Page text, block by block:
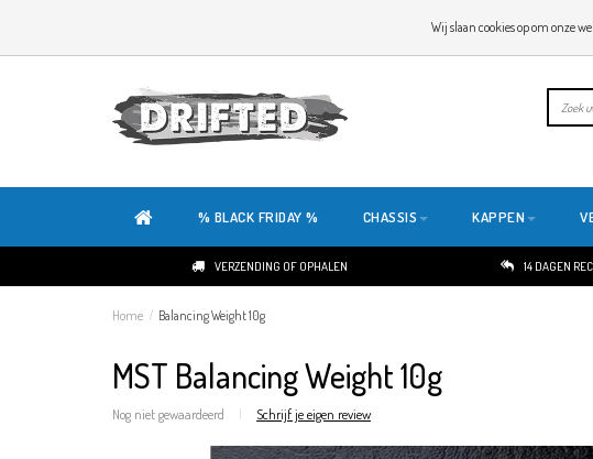
ONZE SITE IS HELEMAAL NIEUW. HEB JE TIPS OF FEEDBACK, KLIK HIER
% BLACK FRIDAY % CHASSIS KAPPEN
VERZENDING OF OPHALEN 14 DAGEN
Home / Balancing Weight 10g
MST Balancing Weight 10g
Nog niet gewaardeerd | Schrijf je eigen review
Wij slaan cookies op om onze